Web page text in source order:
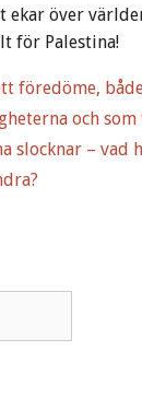
ekar över
för Palestina!
föredöme,
och som
slocknar – vad